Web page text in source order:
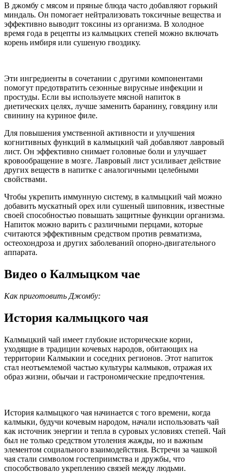
В джомбу с мясом и пряные блюда часто добавляют горький
миндаль. Он помогает нейтрализовать токсичные вещества и
эффективно выводит токсины из организма. В холодное
время года в рецепты из калмыцких степей можно включать
корень имбиря или сушеную гвоздику.
Эти ингредиенты в сочетании с другими компонентами
помогут предотвратить сезонные вирусные инфекции и
простуды. Если вы используете мясной напиток в
диетических целях, лучше заменить баранину, говядину или
свинину на куриное филе.
Для повышения умственной активности и улучшения
когнитивных функций в калмыцкий чай добавляют лавровый
лист. Он эффективно снимает головные боли и улучшает
кровообращение в мозге. Лавровый лист усиливает действие
других веществ в напитке с аналогичными целебными
свойствами.
Чтобы укрепить иммунную систему, в калмыцкий чай можно
добавить мускатный орех или сушеный шиповник, известные
своей способностью повышать защитные функции организма.
Напиток можно варить с различными перцами, которые
считаются эффективным средством против ревматизма,
остеохондроза и других заболеваний опорно-двигательного
аппарата.
Видео о Калмыцком чае
Как приготовить Джомбу:
История калмыцкого чая
Калмыцкий чай имеет глубокие исторические корни,
уходящие в традиции кочевых народов, обитающих на
территории Калмыкии и соседних регионов. Этот напиток
стал неотъемлемой частью культуры калмыков, отражая их
образ жизни, обычаи и гастрономические предпочтения.
История калмыцкого чая начинается с того времени, когда
калмыки, будучи кочевым народом, начали использовать чай
как источник энергии и тепла в суровых условиях степей. Чай
был не только средством утоления жажды, но и важным
элементом социального взаимодействия. Встречи за чашкой
чая стали символом гостеприимства и дружбы, что
способствовало укреплению связей между людьми.